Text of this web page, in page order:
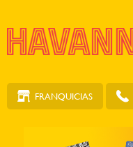
FRANQUICIAS